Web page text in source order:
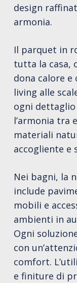
design
armonia.
Il parquet in
tutta la casa,
dona calore e
living alle
ogni
l’armonia tra
materiali
accogliente e
Nei bagni, la
include
mobili e
ambienti in
Ogni
con
comfort.
e finiture di